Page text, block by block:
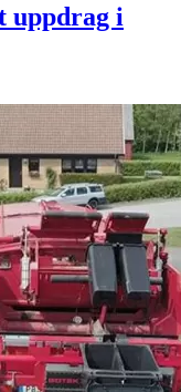
uppdrag i